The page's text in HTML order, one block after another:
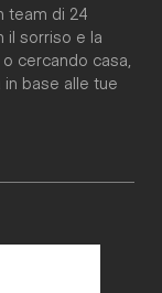
team di 24
il sorriso e la
cercando casa,
base alle tue